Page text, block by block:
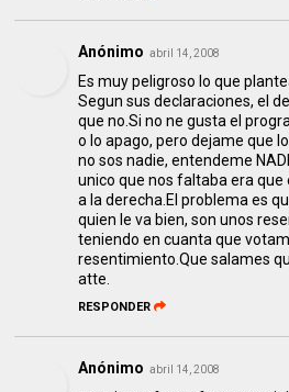
Anónimo abril 14, 2008
Es muy peligroso lo que
Segun sus declaraciones, el
que no.Si no ne gusta el
o lo apago, pero dejame que
no sos nadie, entendeme
unico que nos faltaba era
a la derecha.El problema es
quien le va bien, son unos
teniendo en cuanta que
resentimiento.Que salames
atte.
RESPONDER
Anónimo abril 14, 2008